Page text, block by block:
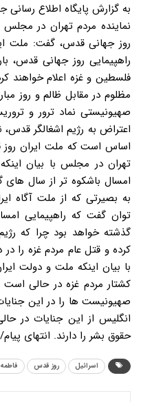
به گزارش پایگاه اطلاع رسانی
نماینده مردم تهران در مجلس
روز جهانی قدس، گفت: ملت
راهپیمایی روز جهانی قدس،
فلسطین و غزه اعلام خواهند
مظلوم در مقابل ظالم و روز
صهیونیستی نماد ترور و
اعتراض به رژیم اشغالگر
اساس است که ملت ایران روز
تهران در مجلس با بیان
امسال باشکوه تر از سال های
به بصیرتی که از ملت آگاه
توان گفت که راهپیمایی
گذشته خواهد بود چرا که
کرده و قتل عام مردم غزه را در
با بیان اینکه ملت و دولت
کشتار مردم غزه در حالی
صهیونیست ها را در این
انگلیس از این جنایات در
حقوق بشر را دارند. انتهای پیام/
اسرائیل روز قدس فاطمه